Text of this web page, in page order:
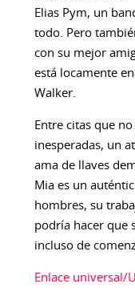
Elias Pym, un
todo. Pero
con su mejor
está locamente
Walker.
Entre citas que
inesperadas, un
ama de llaves
Mia es un
hombres, su
podría hacer que
incluso de
Enlace universal/